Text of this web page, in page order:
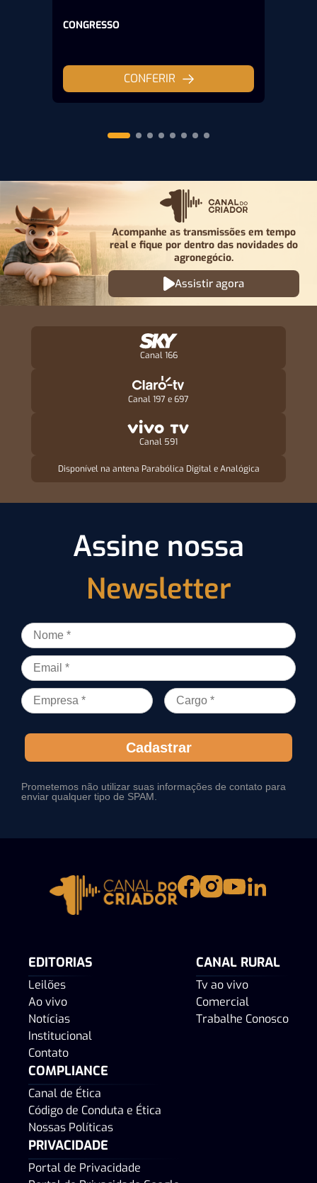
CONGRESSO
CONFERIR
Acompanhe as transmissões em tempo
real e fique pordentro das novidades do
agronegócio.
Assistir agora
Canal 166
Canal 197 e 697
Canal 591
Disponível na antena Parabólica Digital e Analógica
Assine nossa
Newsletter
Cadastrar
Prometemos não utilizar suas informações de contato para
enviar qualquer tipo de SPAM.
EDITORIAS
Leilões
Ao vivo
Notícias
Institucional
Contato
CANAL RURAL
Tv ao vivo
Comercial
Trabalhe Conosco
COMPLIANCE
Canal de Ética
Código de Conduta e Ética
Nossas Políticas
PRIVACIDADE
Portal de Privacidade